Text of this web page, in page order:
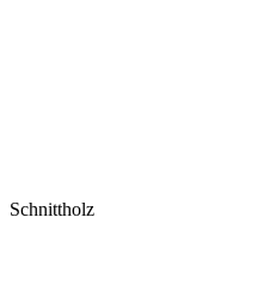
Schnittholz